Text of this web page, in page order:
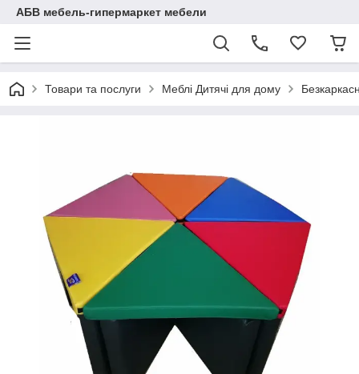
АБВ мебель-гипермаркет мебели
Товари та послуги Меблі Дитячі для дому